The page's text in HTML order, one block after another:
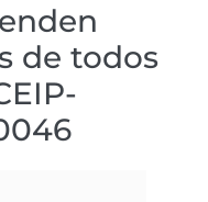
de todos